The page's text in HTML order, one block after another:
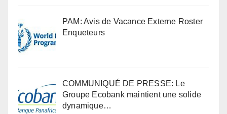
PAM: Avis de Vacance Externe Roster
Enqueteurs
COMMUNIQUÉ DE PRESSE: Le
Groupe Ecobank maintient une solide
dynamique…